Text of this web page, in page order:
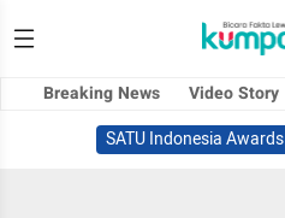
Breaking News Video Story
SATU Indonesia Awards